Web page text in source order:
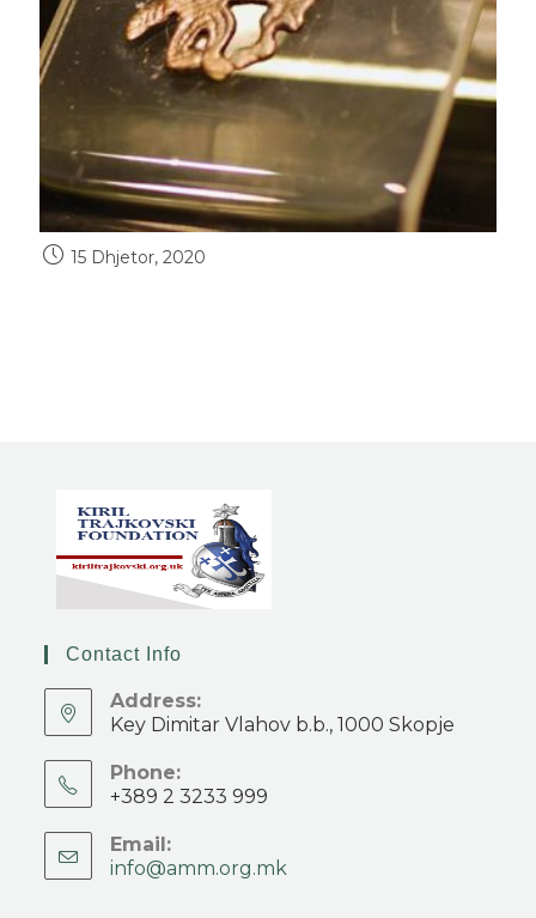
15 Dhjetor, 2020
Contact Info
Address:
Key Dimitar Vlahov b.b., 1000 Skopje
Phone:
+389 2 3233 999
Email:
info@amm.org.mk